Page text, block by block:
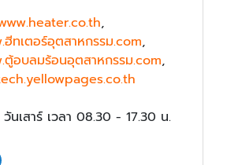
,
ทเตอร์อุตสาหกรรม.com,
อบลมร้อนอุตสาหกรรม.com,
นเสาร์ เวลา 08.30 - 17.30 น.